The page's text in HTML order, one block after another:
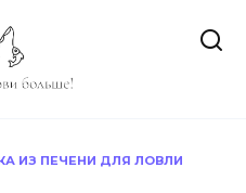
ИЗ ПЕЧЕНИ ДЛЯ ЛОВЛИ